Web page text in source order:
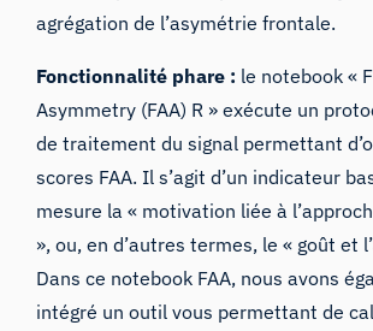
agrégation de l’asymétrie frontale.
Fonctionnalité phare : le notebook «
Asymmetry (FAA) R » exécute un
de traitement du signal permettant
scores FAA. Il s’agit d’un indicateur
mesure la « motivation liée à
», ou, en d’autres termes, le « goût et
Dans ce notebook FAA, nous avons
intégré un outil vous permettant de